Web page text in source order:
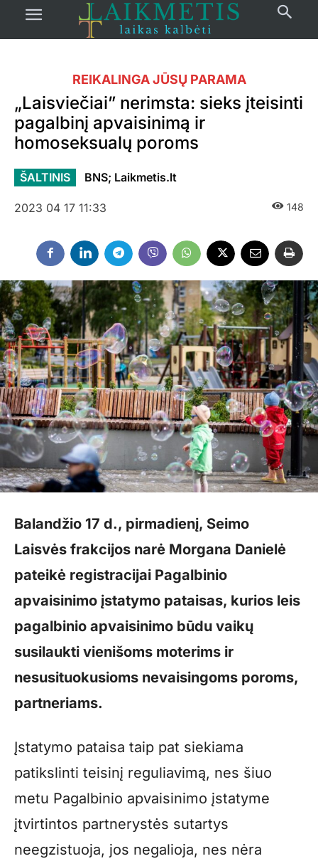
REIKALINGA JŪSŲ PARAMA
„Laisviečiai” nerimsta: sieks įteisinti
pagalbinį apvaisinimą ir
homoseksualų poroms
ŠALTINIS BNS; Laikmetis.lt
2023 04 17 11:33 148
Balandžio 17 d., pirmadienį, Seimo
Laisvės frakcijos narė Morgana Danielė
pateikė registracijai Pagalbinio
apvaisinimo įstatymo pataisas, kurios leis
pagalbinio apvaisinimo būdu vaikų
susilaukti vienišoms moterims ir
nesusituokusioms nevaisingoms poroms,
partneriams.
Įstatymo pataisa taip pat siekiama
patikslinti teisinį reguliavimą, nes šiuo
metu Pagalbinio apvaisinimo įstatyme
įtvirtintos partnerystės sutartys
neegzistuoja, jos negalioja, nes nėra